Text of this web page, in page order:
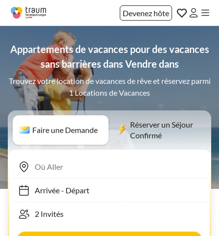
Devenez hôte
Appartements de vacances pour des vacances
sans barrières dans Vendre dans
Trouvez votre location de vacances de rêve et réservez parmi
1 Locations de Vacances
Faire une Demande
Réserver un Séjour
Confirmé
Arrivée- Départ